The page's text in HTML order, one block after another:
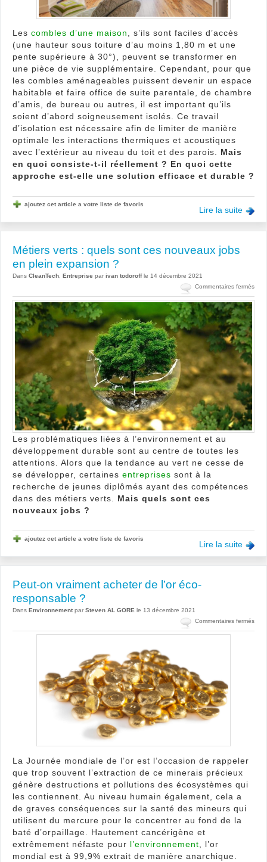
Les combles d’une maison
, s’ils sont faciles d’accès
(une hauteur sous toiture d’au moins 1,80 m et une
pente supérieure à 30°), peuvent se transformer en
une pièce de vie supplémentaire. Cependant, pour que
les combles aménageables puissent devenir un espace
habitable et faire office de suite parentale, de chambre
d’amis, de bureau ou autres, il est important qu’ils
soient d’abord soigneusement isolés. Ce travail
d’isolation est nécessaire afin de limiter de manière
optimale les interactions thermiques et acoustiques
avec l’extérieur au niveau du toit et des parois. Mais
en quoi consiste-t-il réellement ? En quoi cette
approche est-elle une solution efficace et durable ?
Lire la suite
ajoutez cet article a votre liste de favoris
Métiers verts : quels sont ces nouveaux jobs
en plein expansion ?
Dans CleanTech Entreprise par ivan todoroffle 14 décembre 2021
Commentaires ferméssur
Les problématiques liées à l’environnement et au
développement durable sont au centre de toutes les
attentions. Alors que la tendance au vert ne cesse de
se développer, certaines entreprises sont à la
recherche de jeunes diplômés ayant des compétences
dans des métiers verts. Mais quels sont ces
nouveaux jobs ?
Lire la suite
ajoutez cet article a votre liste de favoris
Peut-on vraiment acheter de l’or éco-
responsable ?
Dans Environnement par Steven AL GORE le 13 décembre 2021
Commentaires ferméssur
La Journée mondiale de l’or est l’occasion de rappeler
que trop souvent l’extraction de ce minerais précieux
génère destructions et pollutions des écosystèmes qui
les contiennent. Au niveau humain également, cela a
de graves conséquences sur la santé des mineurs qui
utilisent du mercure pour le concentrer au fond de la
baté d’orpaillage. Hautement cancérigène et
extrêmement néfaste pour l’environnement , l’or
mondial est à 99,9% extrait de manière anarchique.